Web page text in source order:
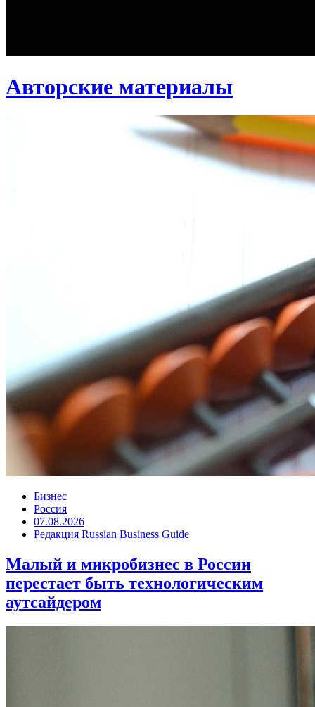
Авторские материалы
Бизнес
Россия
07.08.2026
Редакция Russian Business Guide
Малый и микробизнес в России
перестает быть технологическим
аутсайдером